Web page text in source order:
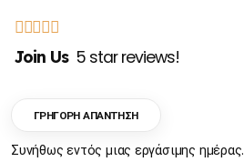
Join Us 5 star reviews!
ΓΡΗΓΟΡΗ ΑΠΑΝΤΗΣΗ
Συνήθως εντός μιας εργάσιμης ημέρας.